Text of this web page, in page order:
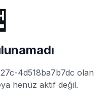
4d518ba7b7dc olan
henüz aktif değil.